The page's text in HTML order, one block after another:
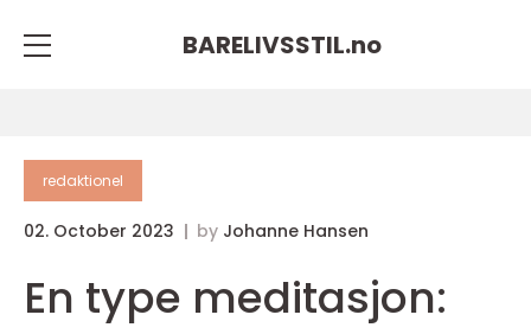
BARELIVSSTIL.no
redaktionel
02. October 2023 by Johanne Hansen
En type meditasjon: